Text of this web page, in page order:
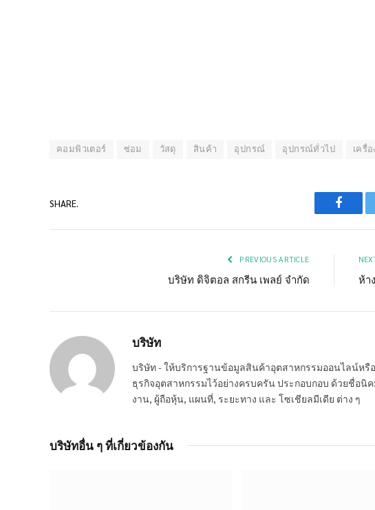
คอมพิวเตอร์ ซ่อม วัสดุ สินค้า อุปกรณ์ อุปกรณ์ทั่วไป เครื่
SHARE.
PREVIOUS ARTICLE
บริษัท ดิจิตอล สกรีน เพลย์ จำกัด ห้า
บริษัท
บริษัท - ให้บริการฐานข้อมูลสินค้าอุตสาหกรรมออนไลน์หรื
ธุรกิจอุตสาหกรรมไว้อย่างครบครัน ประกอบกอบ ด้วยชื่อนิ
งาน, ผู้ถือหุ้น, แผนที่, ระยะทาง และ โซเชียลมีเดีย ต่าง ๆ
บริษัทอื่น ๆ ที่เกี่ยวข้องกัน